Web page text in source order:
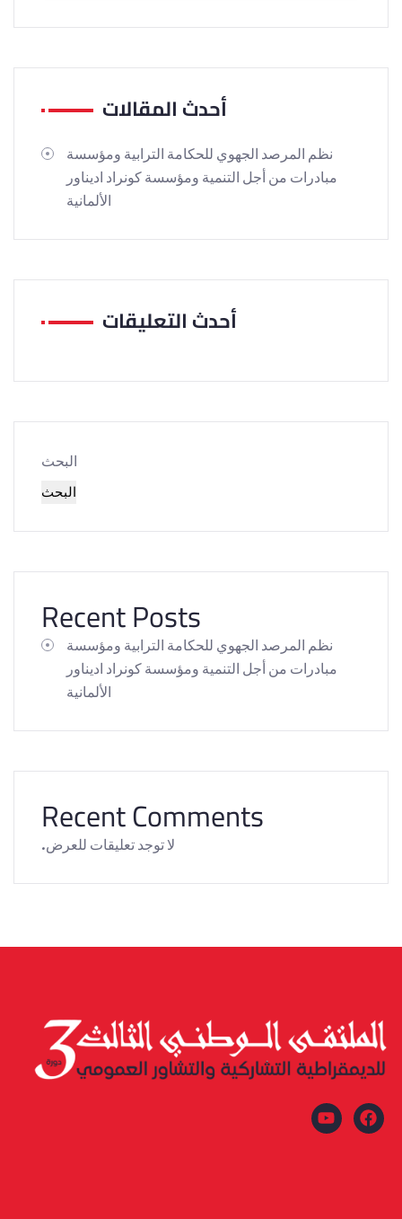
أحدث المقالات
نظم المرصد الجهوي للحكامة الترابية ومؤسسة
مبادرات من أجل التنمية ومؤسسة كونراد اديناور
الألمانية
أحدث التعليقات
البحث
البحث
Recent Posts
نظم المرصد الجهوي للحكامة الترابية ومؤسسة
مبادرات من أجل التنمية ومؤسسة كونراد اديناور
الألمانية
Recent Comments
لا توجد تعليقات للعرض.